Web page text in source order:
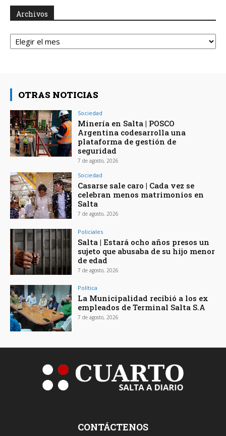
Archivos
Archivos
OTRAS NOTICIAS
Sociedad
Minería en Salta | POSCO
Argentina codesarrolla una
plataforma de gestión de
seguridad
7 de agosto, 2026
Sociedad
Casarse sale caro | Cada vez se
celebran menos matrimonios en
Salta
7 de agosto, 2026
Policiales
Salta | Estará ocho años presos un
sujeto que abusaba de su hijo menor
de edad
7 de agosto, 2026
Política
La Municipalidad recibió a los ex
empleados de Terminal Salta S.A
7 de agosto, 2026
CONTÁCTENOS